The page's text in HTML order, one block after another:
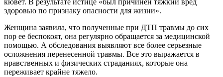
кювет. В результате истице «был причинен тяжкий вред
здоровью по признаку опасности для жизни».
Женщина заявила, что полученные при ДТП травмы до сих
пор ее беспокоят, она регулярно обращается за медицинской
помощью. А обследования выявляют все более серьезные
осложнения перенесенной травмы. Все это выражается в
нравственных и физических страданиях, которые она
переживает крайне тяжело.